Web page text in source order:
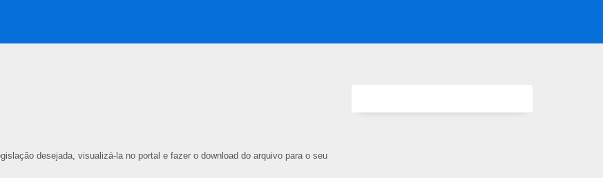
desejada, visualizá-la no portal e fazer o download do arquivo para o seu